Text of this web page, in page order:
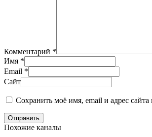
Комментарий *
Имя *
Email *
Сайт
Сохранить моё имя, email и адрес
Отправить
Похожие каналы